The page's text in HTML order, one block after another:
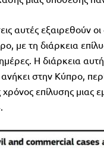
αυτές εξαιρεθούν οι
με τη διάρκεια
Η διάρκεια
ανήκει στην Κύπρο,
επίλυσης μιας